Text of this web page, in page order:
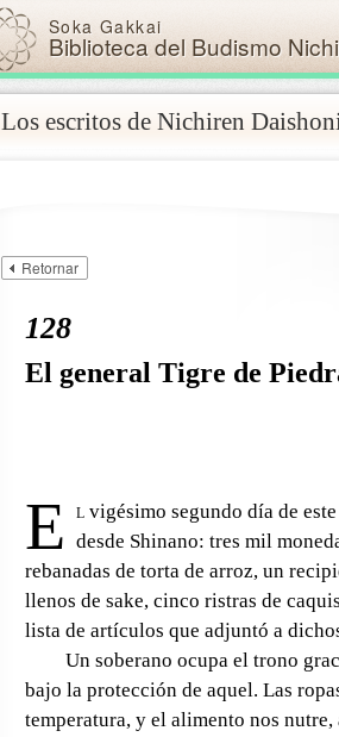
Soka Gakkai
Biblioteca del Budismo
Los escritos de Nichiren
Retornar
128
El general Tigre de
E lvigésimo segundo día de
desde Shinano: tres mil
rebanadas de torta de arroz, un
llenos de sake, cinco ristras de
lista de artículos que adjuntó a
Un soberano ocupa el trono
bajo la protección de aquel. Las
temperatura, y el alimento nos